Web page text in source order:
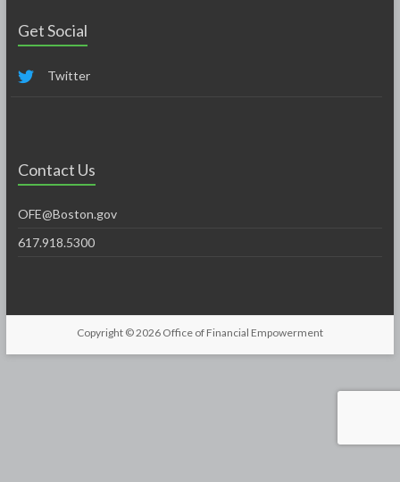
Get Social
Twitter
Contact Us
OFE@Boston.gov
617.918.5300
Copyright © 2026 Office of Financial Empowerment